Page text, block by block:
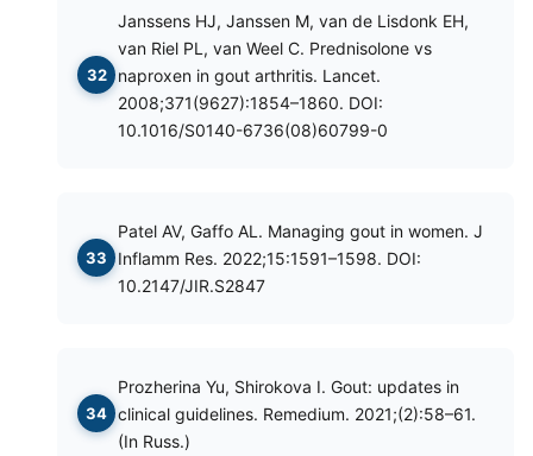
Janssens HJ, Janssen M, van de Lisdonk EH,
van Riel PL, van Weel C. Prednisolone vs
naproxen in gout arthritis. Lancet.
2008;371(9627):1854–1860. DOI:
10.1016/S0140-6736(08)60799-0
Patel AV, Gaffo AL. Managing gout in women. J
Inflamm Res. 2022;15:1591–1598. DOI:
10.2147/JIR.S2847
Prozherina Yu, Shirokova I. Gout: updates in
clinical guidelines. Remedium. 2021;(2):58–61.
(In Russ.)